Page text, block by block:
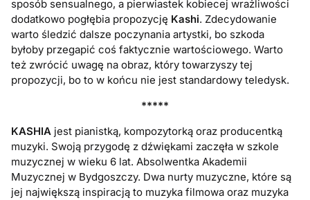
sposób sensualnego, a pierwiastek kobiecej wrażliwości
dodatkowo pogłębia propozycję Kashi. Zdecydowanie
warto śledzić dalsze poczynania artystki, bo szkoda
byłoby przegapić coś faktycznie wartościowego. Warto
też zwrócić uwagę na obraz, który towarzyszy tej
propozycji, bo to w końcu nie jest standardowy teledysk.
*****
KASHIA jest pianistką, kompozytorką oraz producentką
muzyki. Swoją przygodę z dźwiękami zaczęła w szkole
muzycznej w wieku 6 lat. Absolwentka Akademii
Muzycznej w Bydgoszczy. Dwa nurty muzyczne, które są
jej największą inspiracją to muzyka filmowa oraz muzyka